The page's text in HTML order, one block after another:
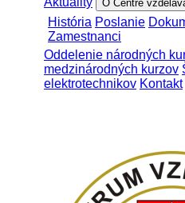
O Centre
História Poslanie
Zamestnanci
Oddelenie národných
medzinárodných kurzov
elektrotechnikov Kontakt